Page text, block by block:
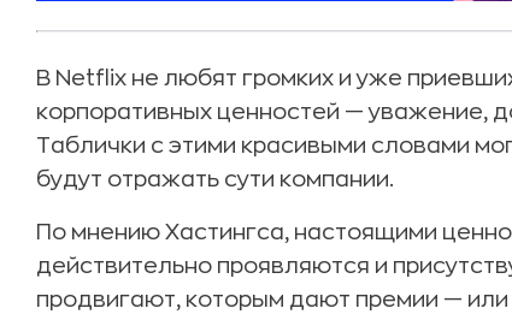
В Netflix не любят громких и уже
корпоративных ценностей — уважение,
Таблички с этими красивыми словами
будут отражать сути компании.
По мнению Хастингса, настоящими
действительно проявляются и
продвигают, которым дают премии — или